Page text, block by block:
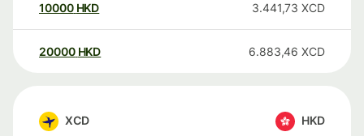
10000 HKD 3.441,73 XCD
20000 HKD 6.883,46 XCD
XCD HKD